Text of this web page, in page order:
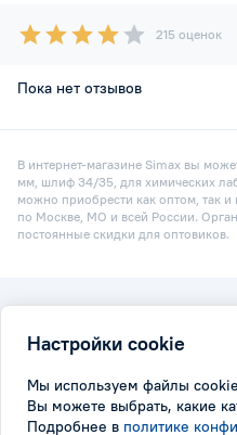
215 оценок
Пока нет отзывов
В интернет-магазине Simax вы
мм, шлиф 34/35, для химических
можно приобрести как оптом, так и
по Москве, МО и всей России.
постоянные скидки для оптовиков.
Все
Политика
Настройки cookie
Мы используем файлы
Вы можете выбрать, какие
Подробнее в политике